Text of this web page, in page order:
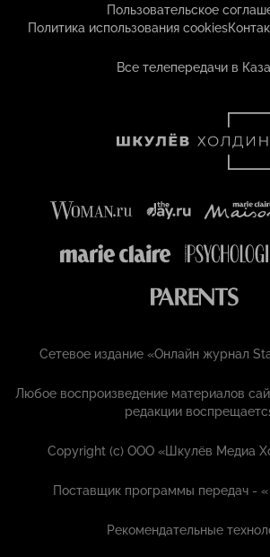
Пользовательское
Политика использования cookies
Все телепередачи в
Сетевое издание «Онлайн журнал
Любое воспроизведение материалов
редакции
Copyright (с) ООО «Шкулёв Медиа
Поставщик программы передач - «
Рекомендательные